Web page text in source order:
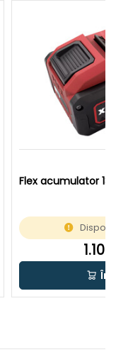
Flex acumulator 18
În